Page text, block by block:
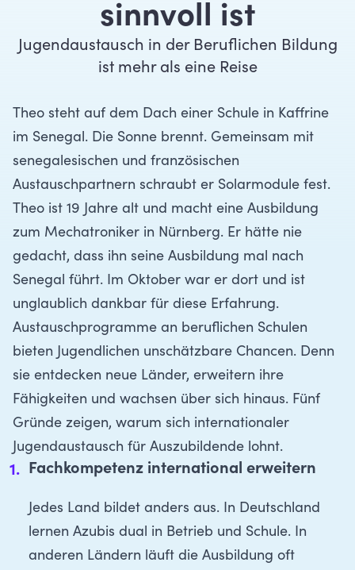
sinnvoll ist
Jugendaustausch in der Beruflichen Bildung
ist mehr als eine Reise
Theo steht auf dem Dach einer Schule in Kaffrine
im Senegal. Die Sonne brennt. Gemeinsam mit
senegalesischen und französischen
Austauschpartnern schraubt er Solarmodule fest.
Theo ist 19 Jahre alt und macht eine Ausbildung
zum Mechatroniker in Nürnberg. Er hätte nie
gedacht, dass ihn seine Ausbildung mal nach
Senegal führt. Im Oktober war er dort und ist
unglaublich dankbar für diese Erfahrung.
Austauschprogramme an beruflichen Schulen
bieten Jugendlichen unschätzbare Chancen. Denn
sie entdecken neue Länder, erweitern ihre
Fähigkeiten und wachsen über sich hinaus. Fünf
Gründe zeigen, warum sich internationaler
Jugendaustausch für Auszubildende lohnt.
Fachkompetenz international erweitern
Jedes Land bildet anders aus. In Deutschland
lernen Azubis dual in Betrieb und Schule. In
anderen Ländern läuft die Ausbildung oft